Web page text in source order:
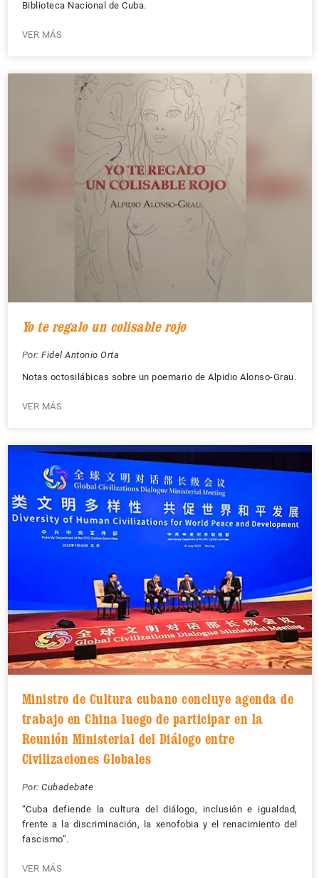
Biblioteca Nacional de Cuba.
VER MÁS
Yo te regalo un colisable rojo
Por: Fidel Antonio Orta
Notas octosilábicas sobre un poemario de Alpidio Alonso-Grau.
VER MÁS
Ministro de Cultura cubano concluye agenda de
trabajo en China luego de participar en la
Reunión Ministerial del Diálogo entre
Civilizaciones Globales
Por: Cubadebate
“Cuba defiende la cultura del diálogo, inclusión e igualdad,
frente a la discriminación, la xenofobia y el renacimiento del
fascismo”.
VER MÁS